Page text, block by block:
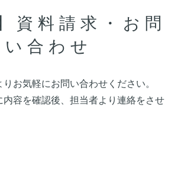
資料請求・お問
い合わせ
お気軽にお問い合わせください。
内容を確認後、担当者より連絡をさせ